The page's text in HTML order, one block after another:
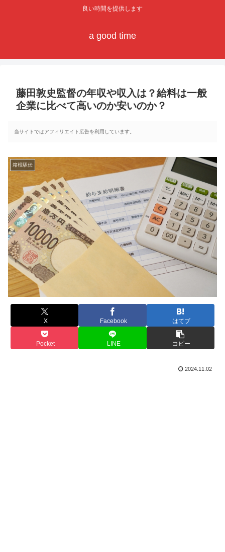
良い時間を提供します
a good time
藤田敦史監督の年収や収入は？給料は一般
企業に比べて高いのか安いのか？
当サイトではアフィリエイト広告を利用しています。
箱根駅伝
X Facebook はてブ
Pocket LINE コピー
2024.11.02